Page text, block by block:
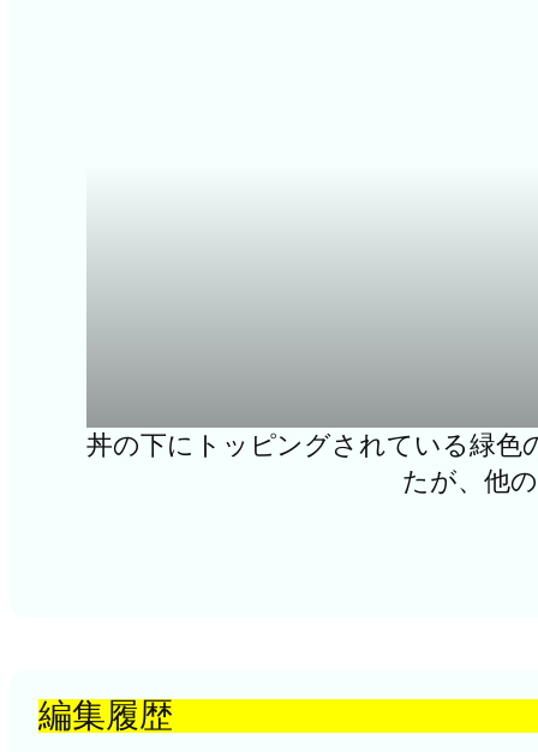
丼の下にトッピングされている緑色
たが、他
編集履歴